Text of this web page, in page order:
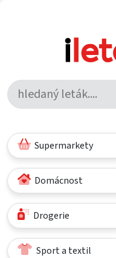
Supermarkety
Domácnost
Drogerie
Sport a textil